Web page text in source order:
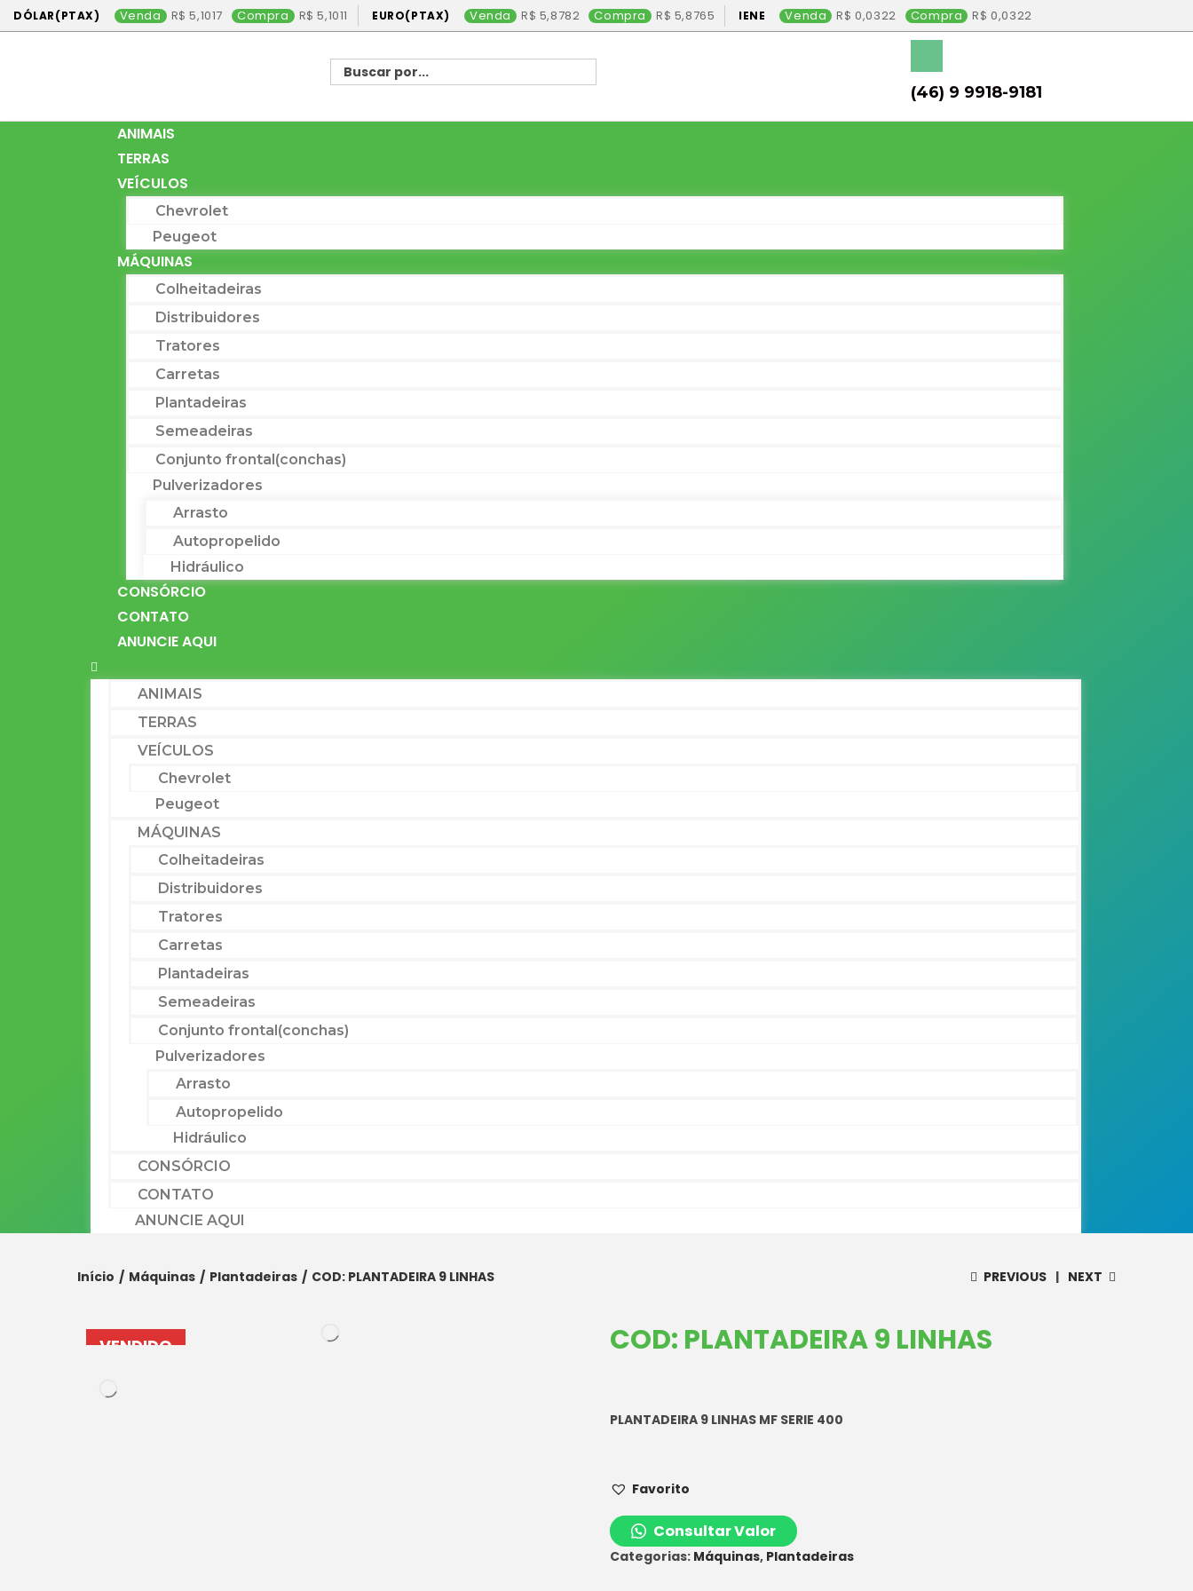
DÓLAR(PTAX) Venda 5,1017 Compra 5,1011 EURO(PTAX) Venda 5,8782 Compra 5,8765 IENE Venda 0,0322 Compra 0,0322
(46) 9 9918-9181
ANIMAIS
TERRAS
VEÍCULOS
Chevrolet
Peugeot
MÁQUINAS
Colheitadeiras
Distribuidores
Tratores
Carretas
Plantadeiras
Semeadeiras
Conjunto frontal(conchas)
Pulverizadores
Arrasto
Autopropelido
Hidráulico
CONSÓRCIO
CONTATO
ANUNCIE AQUI
ANIMAIS
TERRAS
VEÍCULOS
Chevrolet
Peugeot
MÁQUINAS
Colheitadeiras
Distribuidores
Tratores
Carretas
Plantadeiras
Semeadeiras
Conjunto frontal(conchas)
Pulverizadores
Arrasto
Autopropelido
Hidráulico
CONSÓRCIO
CONTATO
ANUNCIE AQUI
Início / Máquinas / Plantadeiras / COD: PLANTADEIRA 9 LINHAS PREVIOUS NEXT
VENDIDO COD: PLANTADEIRA 9 LINHAS
PLANTADEIRA 9 LINHAS MF SERIE 400
Favorito
Consultar Valor
Categorias: Máquinas, Plantadeiras